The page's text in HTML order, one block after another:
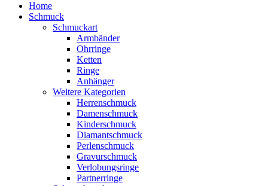
Home
Schmuck
Schmuckart
Armbänder
Ohrringe
Ketten
Ringe
Anhänger
Weitere Kategorien
Herrenschmuck
Damenschmuck
Kinderschmuck
Diamantschmuck
Perlenschmuck
Gravurschmuck
Verlobungsringe
Partnerringe